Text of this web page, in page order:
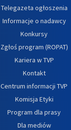
Telegazeta ogłoszenia
Informacje o nadawcy
Konkursy
Zgłoś program (ROPAT)
Kariera w TVP
Kontakt
Centrum informacji TVP
Komisja Etyki
Program dla prasy
Dla mediów